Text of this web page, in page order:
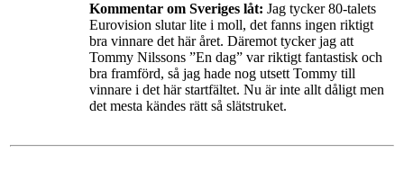
Kommentar om Sveriges låt: Jag tycker 80-talets
Eurovision slutar lite i moll, det fanns ingen riktigt
bra vinnare det här året. Däremot tycker jag att
Tommy Nilssons ”En dag” var riktigt fantastisk och
bra framförd, så jag hade nog utsett Tommy till
vinnare i det här startfältet. Nu är inte allt dåligt men
det mesta kändes rätt så slätstruket.